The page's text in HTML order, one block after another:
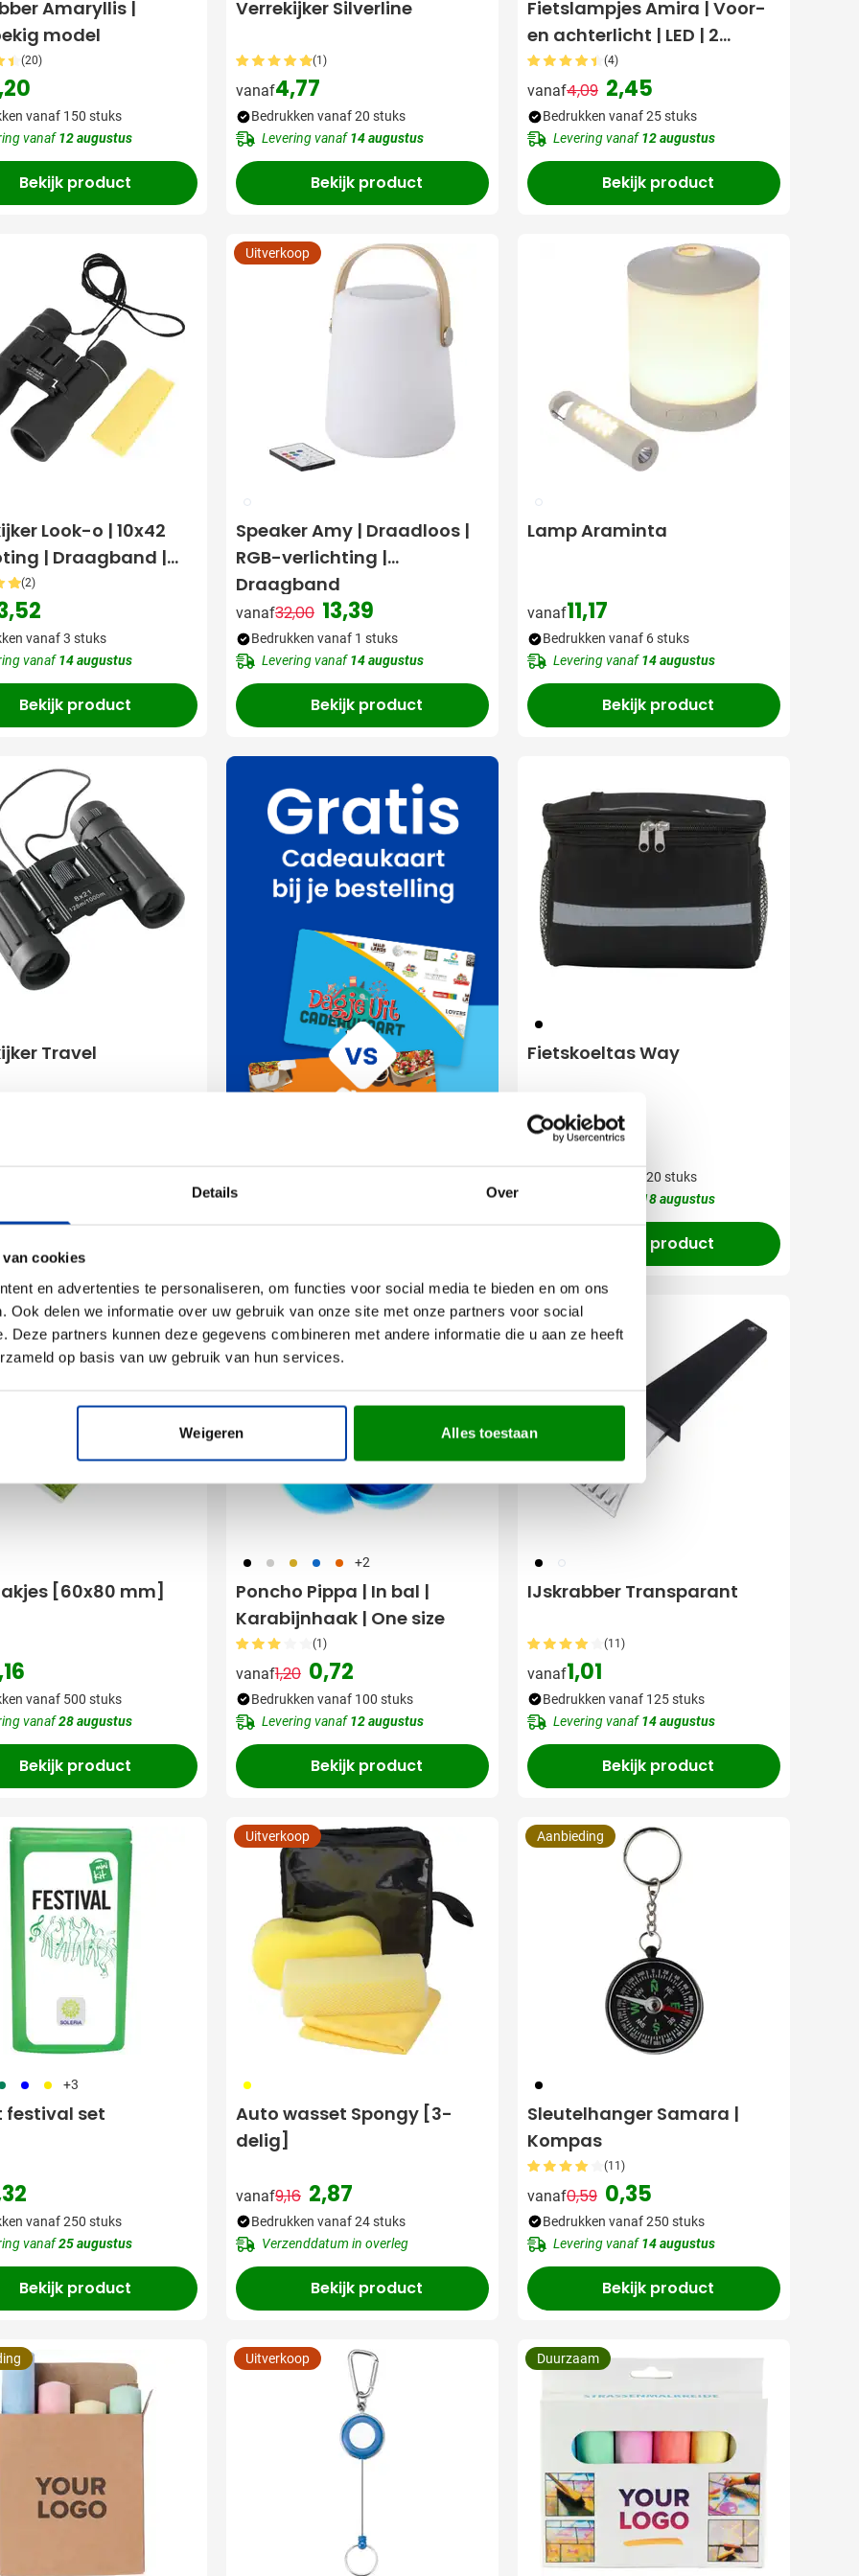
Details Over
cookies
en advertenties te personaliseren, om functies voor social media te bieden en om ons
Ook delen we informatie over uw gebruik van onze site met onze partners voor social
Deze partners kunnen deze gegevens combineren met andere informatie die u aan ze heeft
op basis van uw gebruik van hun services.
Weigeren Alles toestaan
Amaryllis |
model
(20)
vanaf 150 stuks
vanaf12 augustus
Bekijk product
Verrekijker Silverline
(1)
vanaf4,77
Bedrukken vanaf 20 stuks
Levering vanaf14 augustus
Bekijk product
Fietslampjes Amira | Voor-
en achterlicht | LED | 2
standen (4)
vanaf
Normale prijs
4,09 2,45
Bedrukken vanaf 25 stuks
Levering vanaf12 augustus
Bekijk product
Look-o | 10x42
| Draagband |
(2)
vanaf 3 stuks
vanaf14 augustus
Bekijk product
002
Speaker Amy | Draadloos |
RGB-verlichting |
Draagband
vanaf
Normale prijs
32,00 13,39
Uitverkoop
Bedrukken vanaf 1 stuks
Levering vanaf14 augustus
Bekijk product
002
Lamp Araminta
vanaf11,17
Bedrukken vanaf 6 stuks
Levering vanaf14 augustus
Bekijk product
Travel
vanaf
001
Fietskoeltas Way
(1)
3,88
Bedrukken vanaf 20 stuks
18 augustus
Bekijk product
[60x80 mm]
vanaf 500 stuks
vanaf28 augustus
Bekijk product
001 002 006 018 007 +2
Poncho Pippa | In bal |
Karabijnhaak | One size
(1)
vanaf
Normale prijs
1,20 0,72
Aanbieding
Snel
Bedrukken vanaf 100 stuks
Levering vanaf12 augustus
Bekijk product
001 002
IJskrabber Transparant
(11)
vanaf1,01
Bedrukken vanaf 125 stuks
Levering vanaf14 augustus
Bekijk product
005 006 +3
festival set
vanaf 250 stuks
vanaf25 augustus
Bekijk product
006
Auto wasset Spongy [3-
delig]
vanaf
Normale prijs
9,16 2,87
Uitverkoop
Bedrukken vanaf 24 stuks
Verzenddatum in overleg
Bekijk product
001
Sleutelhanger Samara |
Kompas
(11)
vanaf
Normale prijs
0,59 0,35
Aanbieding
Bedrukken vanaf 250 stuks
Levering vanaf14 augustus
Bekijk product
Uitverkoop Duurzaam